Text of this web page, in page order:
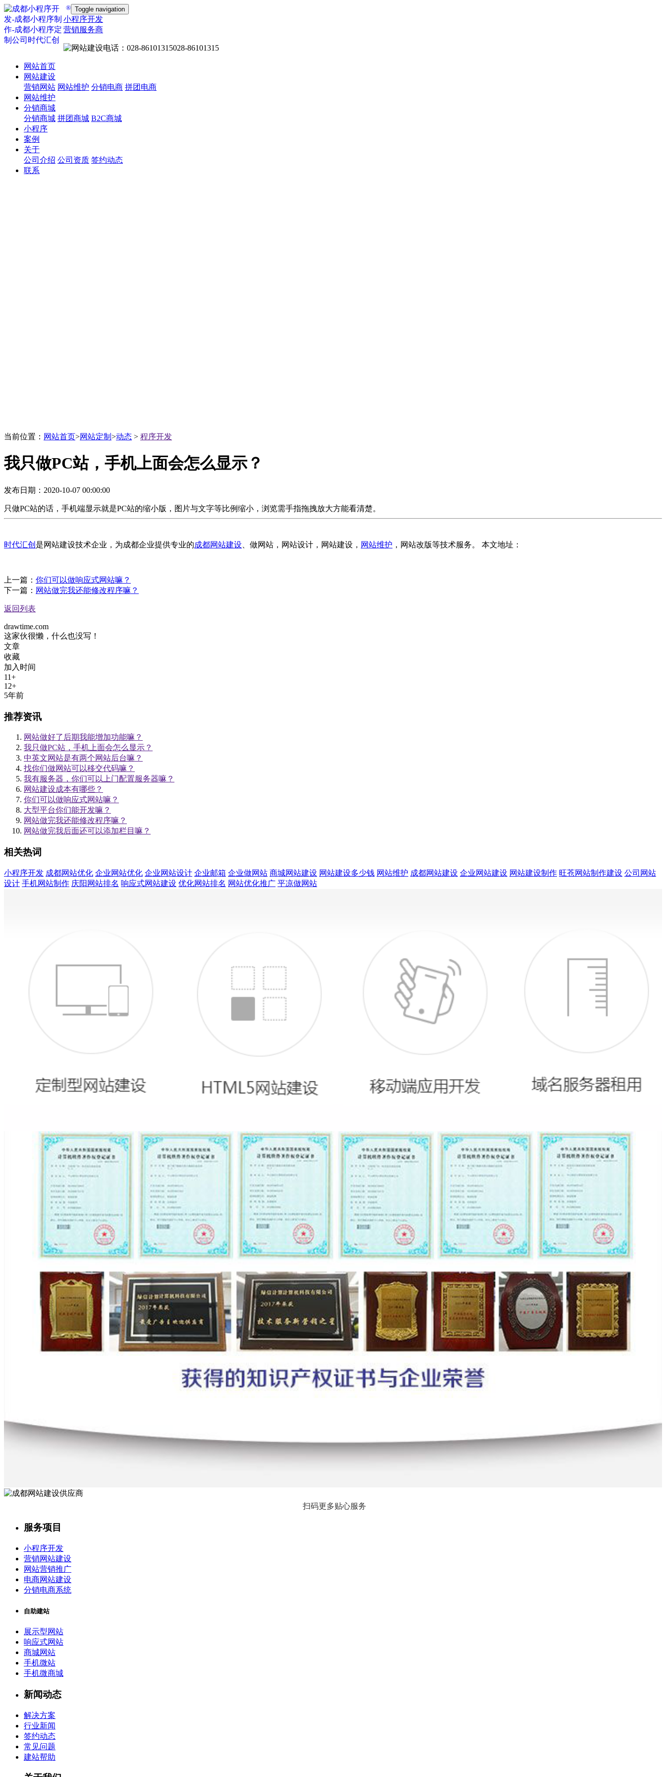
Toggle navigation
®
小程序开发
营销服务商
028-86101315
网站首页
网站建设
营销网站 网站维护 分销电商 拼团电商
网站维护
分销商城
分销商城 拼团商城 B2C商城
小程序
案例
关于
公司介绍 公司资质 签约动态
联系
互联网资深服务商
用网站解决你的商业问题
当前位置： 网站首页>网站定制 >动态 > 程序开发
我只做PC站，手机上面会怎么显示？
发布日期：2020-10-07 00:00:00
只做PC站的话，手机端显示就是PC站的缩小版，图片与文字等比例缩小，浏览需手指拖拽放大方能看清楚。
时代汇创 是网站建设技术企业，为成都企业提供专业的成都网站建设 、做网站，网站设计，网站建设， 网站维护 ，网站改版等技术服务。 本文地址：
上一篇： 你们可以做响应式网站嘛？
下一篇： 网站做完我还能修改程序嘛？
返回列表
drawtime.com
这家伙很懒，什么也没写！
文章
收藏
加入时间
11+
12+
5年前
推荐资讯
网站做好了后期我能增加功能嘛？
我只做PC站，手机上面会怎么显示？
中英文网站是有两个网站后台嘛？
找你们做网站可以移交代码嘛？
我有服务器，你们可以上门配置服务器嘛？
网站建设成本有哪些？
你们可以做响应式网站嘛？
大型平台你们能开发嘛？
网站做完我还能修改程序嘛？
网站做完我后面还可以添加栏目嘛？
相关热词
小程序开发 成都网站优化 企业网站优化 企业网站设计 企业邮箱 企业做网站 商城网站建设 网站建设多少钱 网站维护 成都网站建设 企业网站建设 网站建设制作 旺苍网站制作建设 公司网站
设计 手机网站制作 庆阳网站排名 响应式网站建设 优化网站排名 网站优化推广 平凉做网站
扫码更多贴心服务
服务项目
小程序开发
营销网站建设
网站营销推广
电商网站建设
分销电商系统
自助建站
展示型网站
响应式网站
商城网站
手机微站
手机微商城
新闻动态
解决方案
行业新闻
签约动态
常见问题
建站帮助